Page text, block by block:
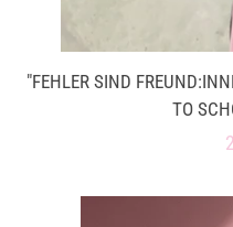
"FEHLER SIND
TO